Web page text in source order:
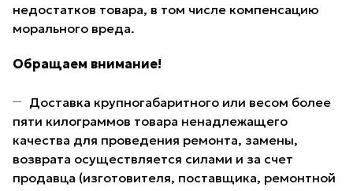
недостатков товара, в том числе компенсацию
морального вреда.
Обращаем внимание!
Доставка крупногабаритного или весом более
пяти килограммов товара ненадлежащего
качества для проведения ремонта, замены,
возврата осуществляется силами и за счет
продавца (изготовителя, поставщика, ремонтной